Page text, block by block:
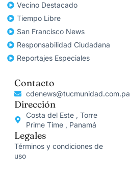
Vecino Destacado
Tiempo Libre
San Francisco News
Responsabilidad Ciudadana
Reportajes Especiales
Contacto
cdenews@tucmunidad.com.pa
Dirección
Costa del Este , Torre
Prime Time , Panamá
Legales
Términos y condiciones de
uso